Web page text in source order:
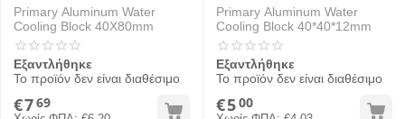
Primary Aluminum Water
Cooling Block 40X80mm
Εξαντλήθηκε
Το προϊόν δεν είναι διαθέσιμο
€769
Primary Aluminum Water
Cooling Block 40*40*12mm
Εξαντλήθηκε
Το προϊόν δεν είναι διαθέσιμο
€500